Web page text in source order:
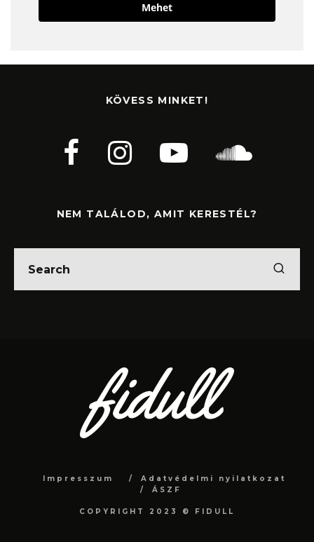
Mehet
KÖVESS MINKET!
NEM TALÁLOD, AMIT KERESTÉL?
Impresszum
Adatvédelmi nyilatkozat
ÁSZF
COPYRIGHT 2023 © FIDULL